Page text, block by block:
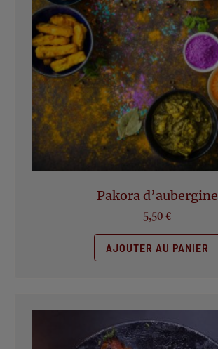
Pakora d’aubergine
5,50 €
AJOUTER AU PANIER